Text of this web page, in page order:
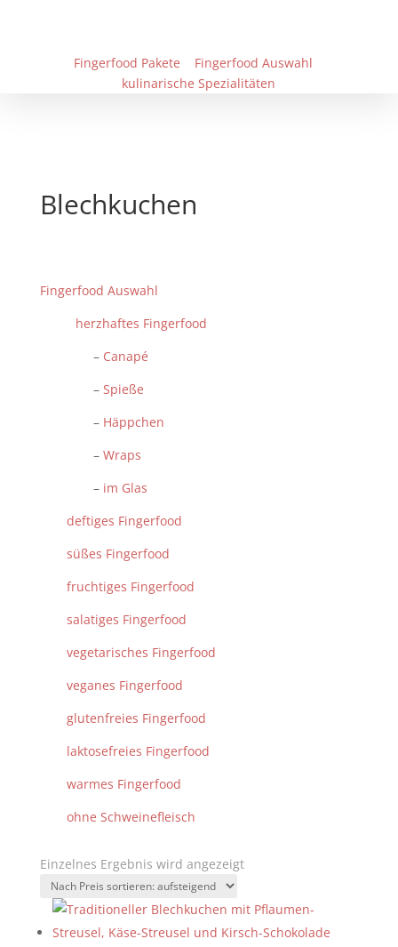
Fingerfood Pakete
Fingerfood Auswahl
kulinarische Spezialitäten
Blechkuchen
Fingerfood Auswahl
herzhaftes Fingerfood
– Canapé
– Spieße
– Häppchen
– Wraps
– im Glas
deftiges Fingerfood
süßes Fingerfood
fruchtiges Fingerfood
salatiges Fingerfood
vegetarisches Fingerfood
veganes Fingerfood
glutenfreies Fingerfood
laktosefreies Fingerfood
warmes Fingerfood
ohne Schweinefleisch
Einzelnes Ergebnis wird angezeigt